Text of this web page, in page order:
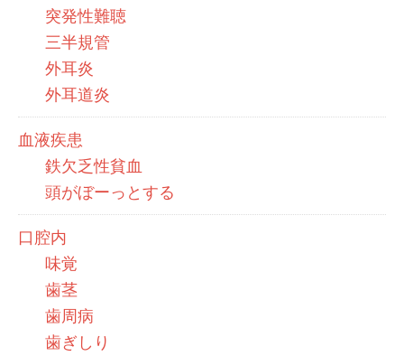
突発性難聴
三半規管
外耳炎
外耳道炎
血液疾患
鉄欠乏性貧血
頭がぼーっとする
口腔内
味覚
歯茎
歯周病
歯ぎしり